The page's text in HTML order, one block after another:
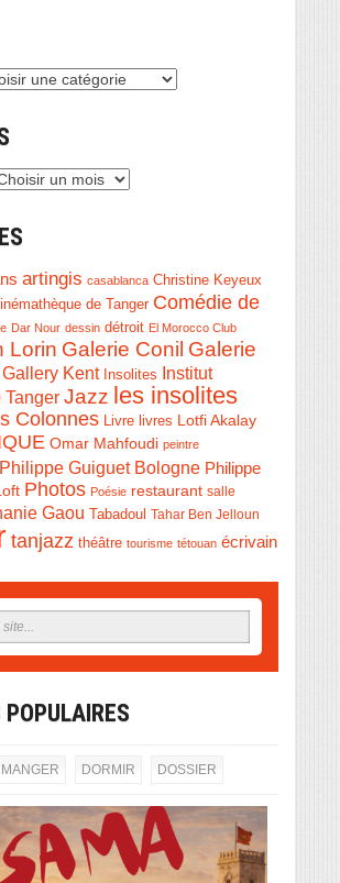
artingis casablanca Christine Keyeux
de Tanger Comédie de
Dar Nour dessin détroit El Morocco Club
Lorin Galerie Conil Galerie
Gallery Kent Insolites Institut
Tanger Jazz les insolites
Colonnes Livre livres Lotfi Akalay
Omar Mahfoudi peintre
Philippe Guiguet Bologne Philippe
Photos Poésie restaurant salle
Gaou Tabadoul Tahar Ben Jelloun
tanjazz théâtre tourisme tétouan écrivain
MANGER DORMIR DOSSIER